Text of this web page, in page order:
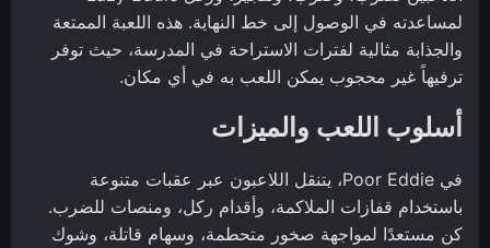
لمساعدته في الوصول إلى خط النهاية. هذه اللعبة الممتعة
والجذابة مثالية لفترات الاستراحة في المدرسة، حيث توفر
ترفيهاً غير محجوب يمكن اللعب به في أي مكان.
أسلوب اللعب والميزات
في Poor Eddie، يتنقل اللاعبون عبر عقبات متنوعة
باستخدام قفازات الملاكمة، وأقدام ركل، ومنصات للضرب.
كن مستعدًا لمواجهة صخور متحطمة، وسهام قاتلة، وشوك